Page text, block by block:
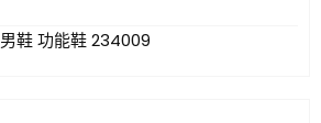
男鞋 功能鞋 234009